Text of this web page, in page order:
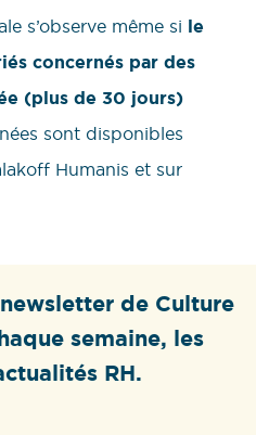
s’observe même si le
concernés par des
(plus de 30 jours)
sont disponibles
Humanis et sur
de Culture
semaine, les
RH.